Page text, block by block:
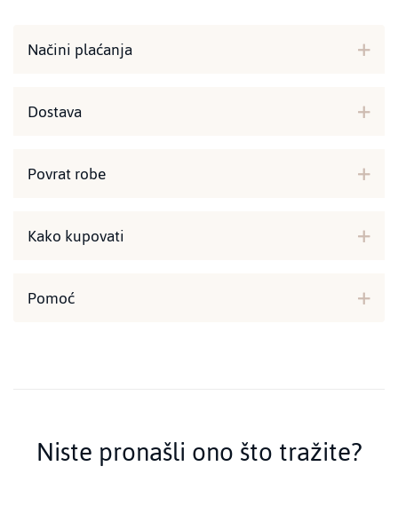
Načini plaćanja
Dostava
Povrat robe
Kako kupovati
Pomoć
Niste pronašli ono što tražite?